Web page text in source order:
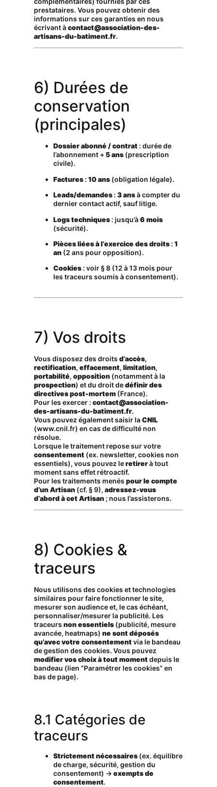
prestataires. Vous pouvez obtenir des
informations sur ces garanties en nous
écrivant àcontact@association-des-
artisans-du-batiment.fr.
6) Durées de
conservation
(principales)
Dossier abonné / contrat : durée de
l’abonnement +5 ans (prescription
civile).
Factures :10 ans (obligation légale).
Leads/demandes :3 ansà compter du
dernier contact actif, sauf litige.
Logs techniques : jusqu’à6 mois
(sécurité).
Pièces liées à l’exercice des droits :1
an (2 ans pour opposition).
Cookies : voir § 8 (12 à 13 mois pour
les traceurs soumis à consentement).
7) Vos droits
Vous disposez des droitsd’accès,
rectification,effacement,limitation,
portabilité,opposition (notamment à la
prospection) et du droit dedéfinir des
directives post-mortem (France).
Pour les exercer :contact@association-
des-artisans-du-batiment.fr.
Vous pouvez également saisir laCNIL
(www.cnil.fr) en cas de difficulté non
résolue.
Lorsque le traitement repose sur votre
consentement (ex. newsletter, cookies non
essentiels), vous pouvez leretirerà tout
moment sans effet rétroactif.
Pour les traitements menéspour le compte
d’un Artisan (cf. § 9),adressez-vous
d’abord à cet Artisan ; nous l’assisterons.
8) Cookies &
traceurs
Nous utilisons des cookies et technologies
similaires pour faire fonctionner le site,
mesurer son audience et, le cas échéant,
personnaliser/mesurer la publicité. Les
traceursnon essentiels (publicité, mesure
avancée, heatmaps)ne sont déposés
qu’avec votre consentementvia le bandeau
de gestion des cookies. Vous pouvez
modifier vos choix à tout momentdepuis le
bandeau (lien “Paramétrer les cookies” en
bas de page).
8.1 Catégories de
traceurs
Strictement nécessaires (ex. équilibre
de charge, sécurité, gestion du
consentement) →exempts de
consentement.